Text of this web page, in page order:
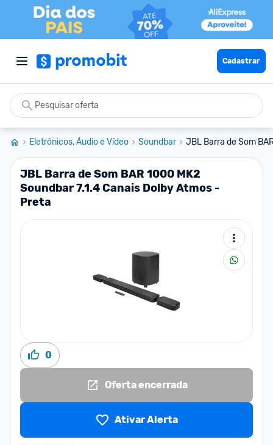
Cadastrar
Eletrônicos, Áudio e Vídeo Soundbar JBL Barra de Som
JBL Barra de Som BAR 1000 MK2
Soundbar 7.1.4 Canais Dolby Atmos -
Preta
0
Oferta encerrada
Ativar Alerta